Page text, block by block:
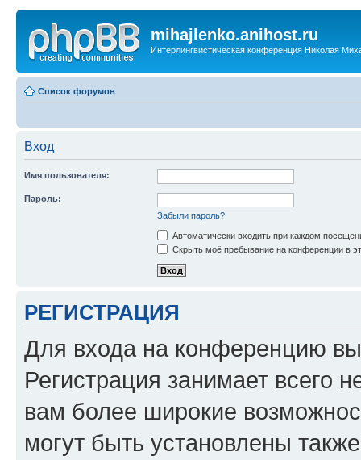
mihajlenko.anihost.ru
Интерлингвистическая конференция Николая
Список форумов
Вход
Имя пользователя:
Пароль:
Забыли пароль?
Автоматически входить при каждом
Скрыть моё пребывание на конференции в
РЕГИСТРАЦИЯ
Для входа на конференцию
Регистрация занимает всего
вам более широкие
могут быть установлены